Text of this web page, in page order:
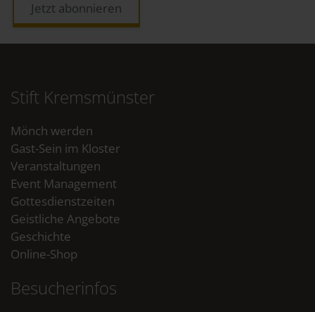
Jetzt abonnieren
Stift Kremsmünster
Mönch werden
Gast-Sein im Kloster
Veranstaltungen
Event Management
Gottesdienstzeiten
Geistliche Angebote
Geschichte
Online-Shop
Besucherinfos